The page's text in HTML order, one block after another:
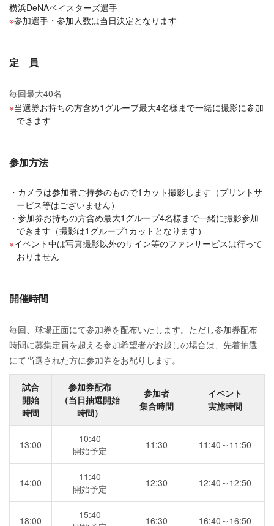
横浜DeNAベイスターズ選手
参加選手・参加人数は当日決定となります
定 員
毎回最大40名
当選券お持ちの方含め1グループ最大4名様まで一緒に撮影に参加
できます
参加方法
カメラは参加者ご持参のもので1カット撮影します（プリントサ
ービス等はございません）
参加券お持ちの方含め最大1グループ4名様まで一緒に撮影参加
できます（撮影は1グループ1カットとなります）
イベント中は写真撮影以外のサイン等のファンサービスは行って
おりません
開催時間
毎回、球場正面にて参加券を配布いたします。ただし参加券配布
時間に募集定員を超える参加希望者がお越しの場合は、先着抽選
にて当選された方に参加券をお配りします。
試合
開始
時間
参加券配布
（当日抽選開始
時間）
参加者
集合時間
イベント
実施時間
13:00
10:40
開始予定
11:30 11:40～11:50
14:00
11:40
開始予定
12:30 12:40～12:50
18:00
15:40
16:30 16:40～16:50